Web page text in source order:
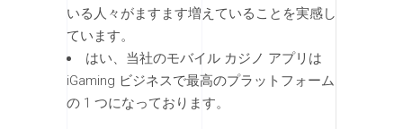
いる人々がますます増えていることを実感し
ています。
はい、当社のモバイル カジノ アプリは
iGaming ビジネスで最高のプラットフォーム
の 1 つになっております。